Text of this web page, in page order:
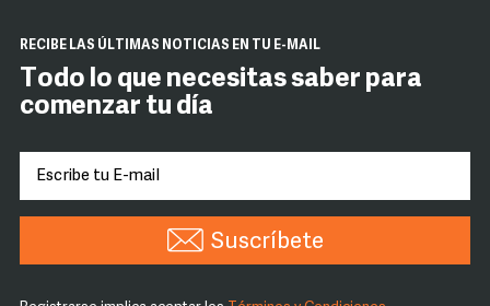
RECIBE LAS ÚLTIMAS NOTICIAS EN TU E-MAIL
Todo lo que necesitas saber para
comenzar tu día
Suscríbete